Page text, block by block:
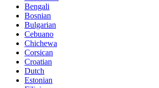
Bengali
Bosnian
Bulgarian
Cebuano
Chichewa
Corsican
Croatian
Dutch
Estonian